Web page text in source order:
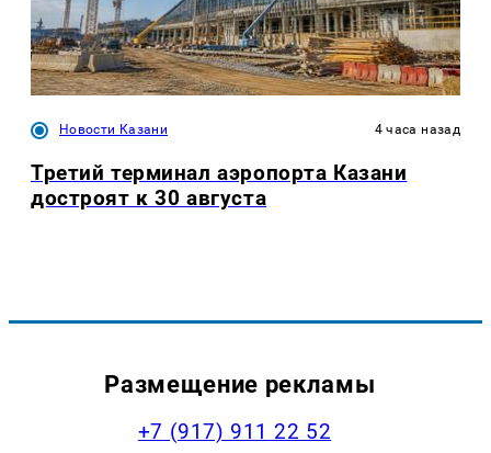
Новости Казани 4 часа назад
Третий терминал аэропорта Казани
достроят к 30 августа
Размещение рекламы
+7 (917) 911 22 52